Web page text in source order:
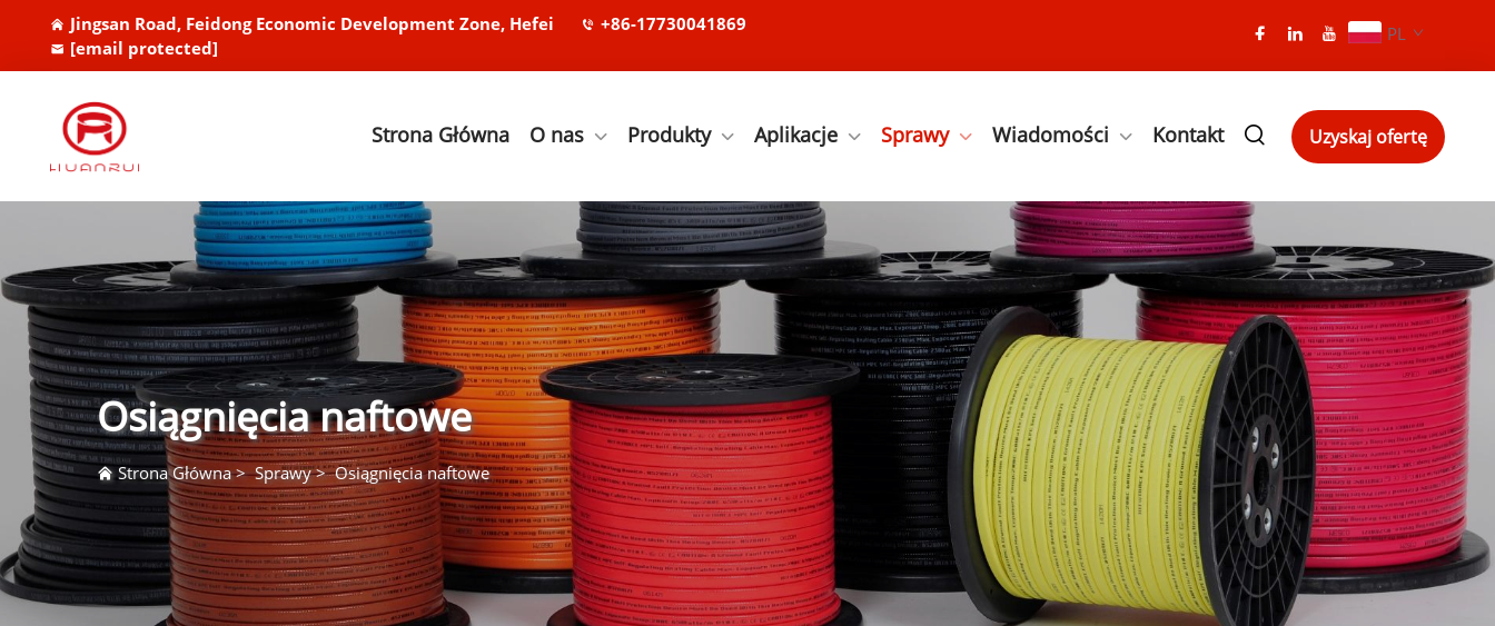
Jingsan Road, Feidong Economic Development Zone, Hefei
+86-17730041869
[email protected]
PL
Strona Główna O nas Produkty Aplikacje Sprawy Wiadomości Kontakt Uzyskaj ofertę
Osiągnięcia naftowe
Strona Główna>Sprawy>Osiągnięcia naftowe